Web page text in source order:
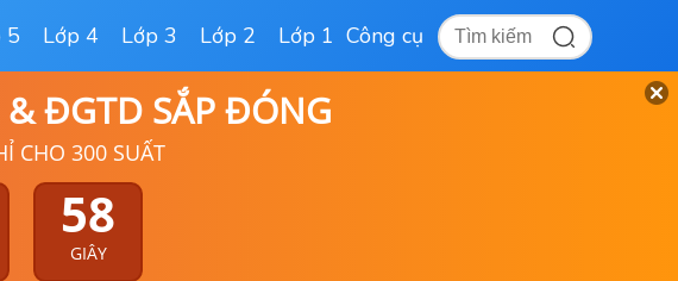
5 Lớp 4 Lớp 3 Lớp 2 Lớp 1 Công cụ
& ĐGTD SẮP ĐÓNG
CHO 300 SUẤT
57
GIÂY